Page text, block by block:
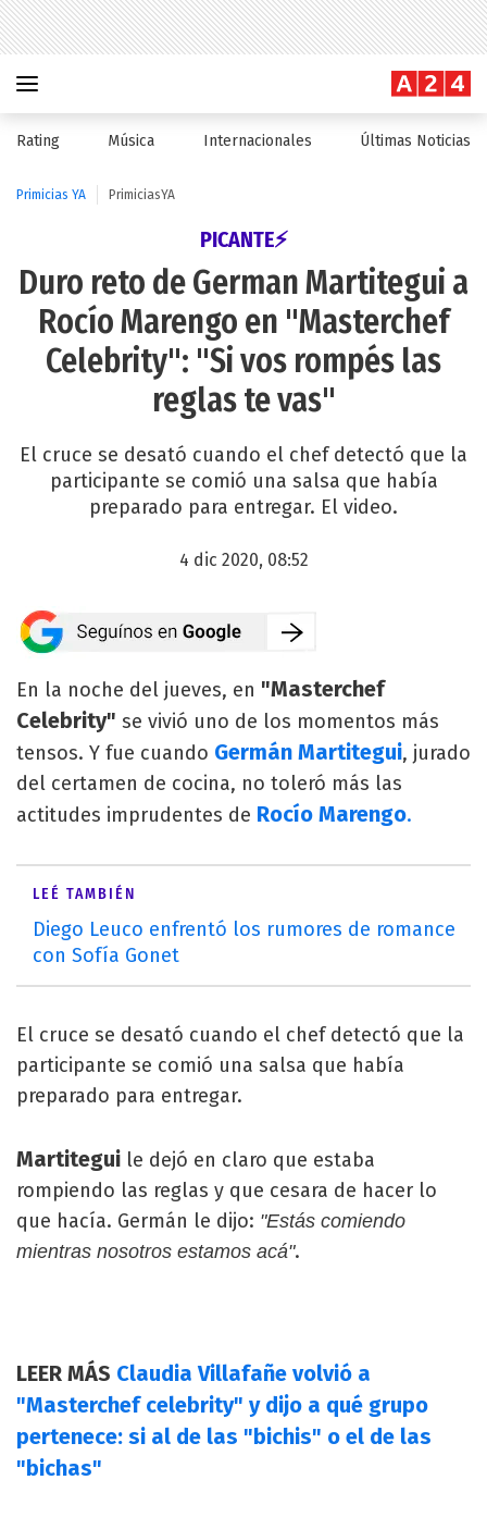
Rating Música Internacionales Últimas Noticias
Primicias YA PrimiciasYA
PICANTE⚡
Duro reto de German Martitegui a
Rocío Marengo en "Masterchef
Celebrity": "Si vos rompés las
reglas te vas"
El cruce se desató cuando el chef detectó que la
participante se comió una salsa que había
preparado para entregar. El video.
4 dic 2020, 08:52
En la noche del jueves, en "Masterchef
Celebrity" se vivió uno de los momentos más
tensos. Y fue cuando Germán Martitegui, jurado
del certamen de cocina, no toleró más las
actitudes imprudentes de Rocío Marengo.
LEÉ TAMBIÉN
Diego Leuco enfrentó los rumores de romance
con Sofía Gonet
El cruce se desató cuando el chef detectó que la
participante se comió una salsa que había
preparado para entregar.
Martitegui le dejó en claro que estaba
rompiendo las reglas y que cesara de hacer lo
que hacía. Germán le dijo: "Estás comiendo
mientras nosotros estamos acá".
LEER MÁS Claudia Villafañe volvió a
"Masterchef celebrity" y dijo a qué grupo
pertenece: si al de las "bichis" o el de las
"bichas"